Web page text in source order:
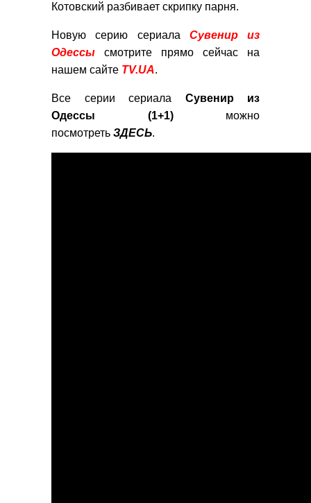
Котовский разбивает скрипку парня.
Новую серию сериала Сувенир из
Одессы смотрите прямо сейчас на
нашем сайте TV.UA.
Все серии сериала Сувенир из
Одессы (1+1) можно
посмотреть ЗДЕСЬ.